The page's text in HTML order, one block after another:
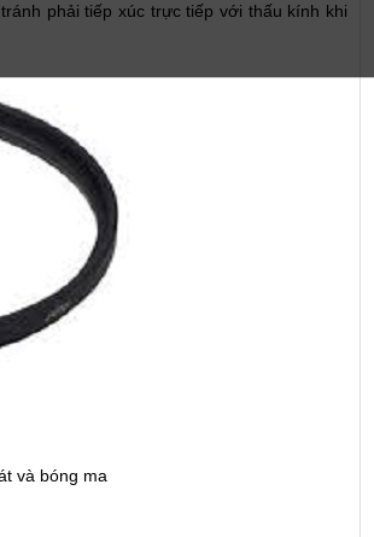
phải tiếp xúc trực tiếp với thấu kính khi
và bóng ma